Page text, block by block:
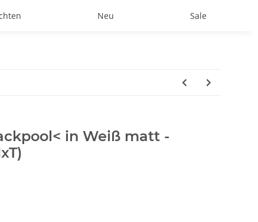
Neu Sale
in Weiß matt -